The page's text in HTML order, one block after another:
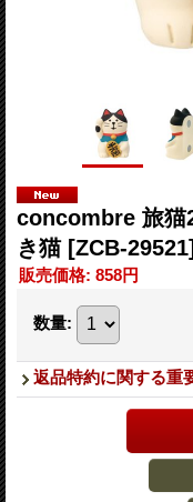
concombre 旅
き猫 [ZCB-
販売価格: 858円
数量:
返品特約に関する重